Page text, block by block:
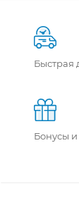
Быстрая
Бонусы